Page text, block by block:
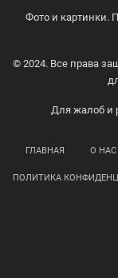
Фото и картинки.
© 2024. Все права
Для жалоб и
ГЛАВНАЯ О НАС
ПОЛИТИКА